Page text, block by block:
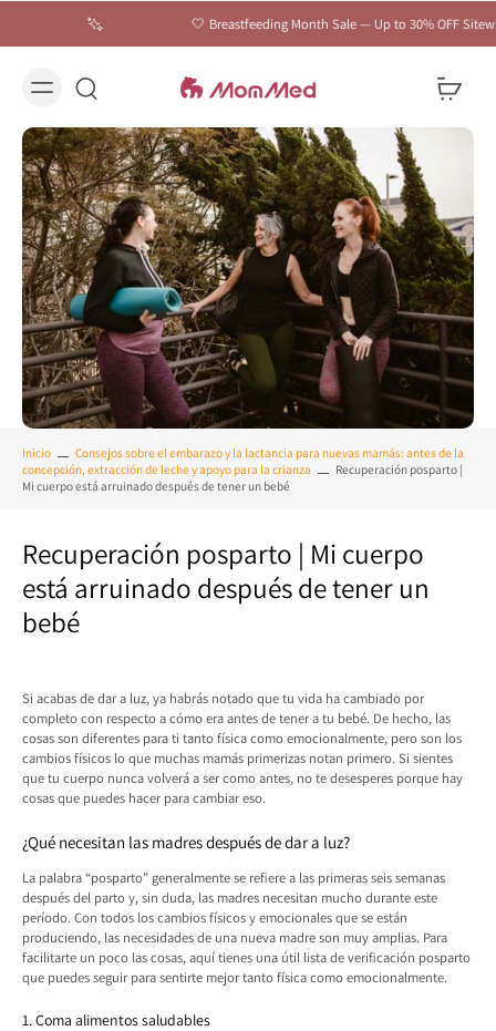
🤍 Breastfeeding Month Sale — Up to 30% OFF Sitewide |
Inicio
Consejos sobre el embarazo y la lactancia para nuevas mamás: antes de la
concepción, extracción de leche y apoyo para la crianza
Recuperación posparto |
Mi cuerpo está arruinado después de tener un bebé
Recuperación posparto | Mi cuerpo
está arruinado después de tener un
bebé
Si acabas de dar a luz, ya habrás notado que tu vida ha cambiado por
completo con respecto a cómo era antes de tener a tu bebé. De hecho, las
cosas son diferentes para ti tanto física como emocionalmente, pero son los
cambios físicos lo que muchas mamás primerizas notan primero. Si sientes
que tu cuerpo nunca volverá a ser como antes, no te desesperes porque hay
cosas que puedes hacer para cambiar eso.
¿Qué necesitan las madres después de dar a luz?
La palabra “posparto” generalmente se refiere a las primeras seis semanas
después del parto y, sin duda, las madres necesitan mucho durante este
período. Con todos los cambios físicos y emocionales que se están
produciendo, las necesidades de una nueva madre son muy amplias. Para
facilitarte un poco las cosas, aquí tienes una útil lista de verificación posparto
que puedes seguir para sentirte mejor tanto física como emocionalmente.
1. Coma alimentos saludables